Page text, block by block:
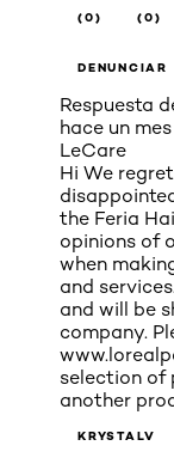
(0) (0)
DENUNCIAR
Respuesta
hace un mes
LeCare
Hi We
the Feria
opinions of
when
and
and will be
company.
selection of
another
KRYSTALV